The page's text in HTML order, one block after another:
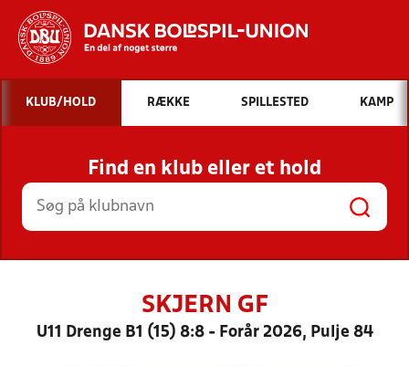
Hvad vil du søge efter?
INDHOLD OG NYHEDER
STILLINGER, RESULTATER, KLUBBER OG
HOLD
KLUB/HOLD RÆKKE SPILLESTED KAMP
Find en klub eller et hold
SKJERN GF
U11 Drenge B1 (15) 8:8 - Forår 2026, Pulje 84